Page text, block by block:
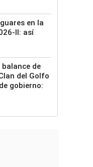
en la
II: así
de
del Golfo
gobierno: